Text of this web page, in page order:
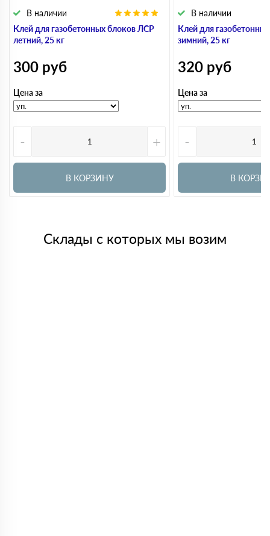
Клей для газобетонных блоков ЛСР
летний, 25 кг
В наличии
300 руб
Цена за
- +
В КОРЗИНУ
Клей для
зимний, 25 кг
В наличии
320 руб
Цена за
-
В
Склады с которых мы возим